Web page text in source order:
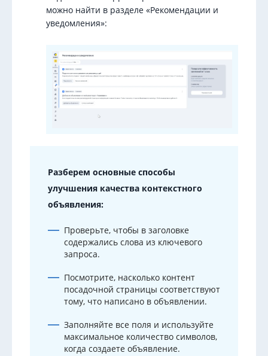
можно найти в разделе «Рекомендации и
уведомления»:
Разберем основные способы
улучшения качества контекстного
объявления:
Проверьте, чтобы в заголовке
содержались слова из ключевого
запроса.
Посмотрите, насколько контент
посадочной страницы соответствуют
тому, что написано в объявлении.
Заполняйте все поля и используйте
максимальное количество символов,
когда создаете объявление.